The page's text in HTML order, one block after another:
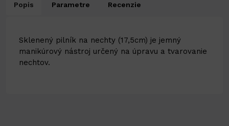
Popis Parametre Recenzie
Sklenený pilník na nechty (17,5cm) je jemný
manikúrový nástroj určený na úpravu a tvarovanie
nechtov.